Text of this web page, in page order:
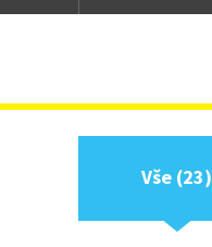
Vše (23)